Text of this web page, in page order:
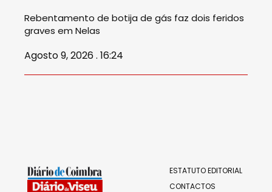
Rebentamento de botija de gás faz dois feridos
graves em Nelas
Agosto 9, 2026 . 16:24
ESTATUTO EDITORIAL
CONTACTOS